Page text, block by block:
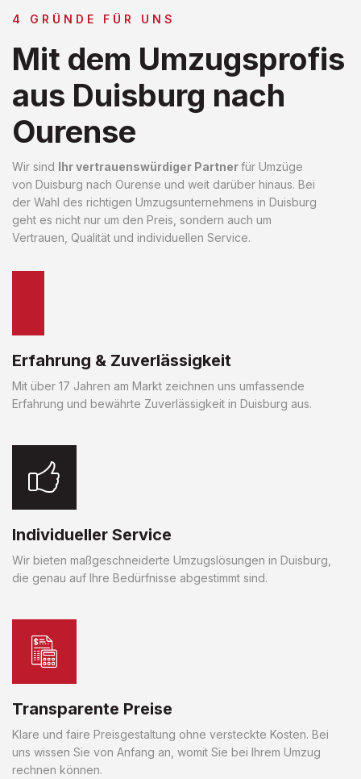
4 GRÜNDE FÜR UNS
Mit dem Umzugsprofis
aus Duisburg nach
Ourense
Wir sind Ihr vertrauenswürdiger Partnerfür Umzüge
von Duisburg nach Ourense und weit darüber hinaus. Bei
der Wahl des richtigen Umzugsunternehmens in Duisburg
geht es nicht nur um den Preis, sondern auch um
Vertrauen, Qualität und individuellen Service.
Erfahrung & Zuverlässigkeit
Mit über 17 Jahren am Markt zeichnen uns umfassende
Erfahrung und bewährte Zuverlässigkeit in Duisburg aus.
Individueller Service
Wir bieten maßgeschneiderte Umzugslösungen in Duisburg,
die genau auf Ihre Bedürfnisse abgestimmt sind.
Transparente Preise
Klare und faire Preisgestaltung ohne versteckte Kosten. Bei
uns wissen Sie von Anfang an, womit Sie bei Ihrem Umzug
rechnen können.